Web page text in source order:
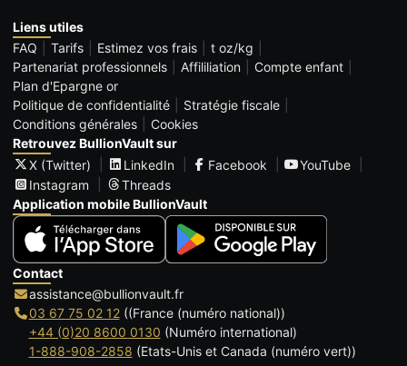
Liens utiles
FAQ
Tarifs Estimez vos frais
t oz/kg
Partenariat professionnels
Affililiation
Compte enfant
Plan d'Epargne or
Politique de confidentialité
Stratégie fiscale
Conditions générales
Cookies
Retrouvez BullionVault sur
X (Twitter)
LinkedIn Facebook
YouTube
Instagram
Threads
Application mobile BullionVault
Contact
assistance@bullionvault.fr
03 67 75 02 12((France (numéro national))
+44 (0)20 8600 0130 (Numéro international)
1-888-908-2858 (Etats-Unis et Canada (numéro vert))